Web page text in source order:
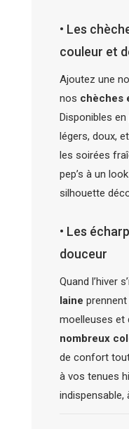
• Les
couleur et
Ajoutez une
nos chèches
Disponibles en
légers, doux,
les soirées
pep’s à un
silhouette
• Les
douceur
Quand l’hiver
laine prennent
moelleuses et
nombreux
de confort
à vos tenues
indispensable,